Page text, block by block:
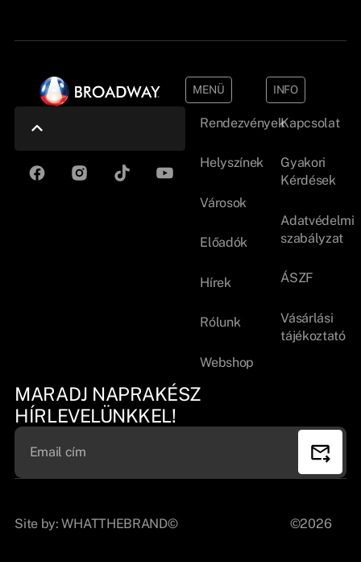
MENÜ
Rendezvények
Helyszínek
Városok
Előadók
Hírek
Rólunk
Webshop
INFO
Kapcsolat
Gyakori
Kérdések
Adatvédelmi
szabályzat
ÁSZF
Vásárlási
tájékoztató
MARADJ NAPRAKÉSZ
HÍRLEVELÜNKKEL!
Site by:WHATTHEBRAND© ©2026